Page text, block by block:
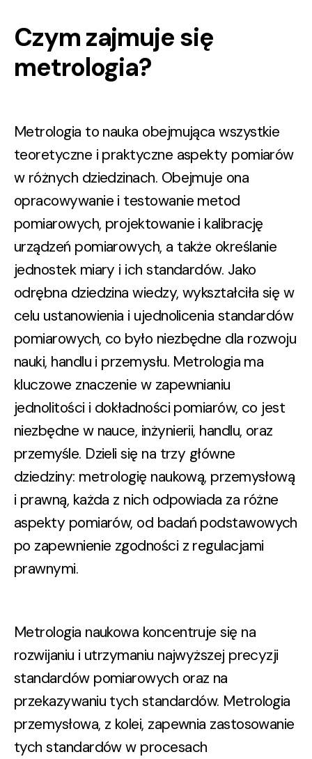
Czym zajmuje się
metrologia?
Metrologia to nauka obejmująca wszystkie
teoretyczne i praktyczne aspekty pomiarów
w różnych dziedzinach. Obejmuje ona
opracowywanie i testowanie metod
pomiarowych, projektowanie i kalibrację
urządzeń pomiarowych, a także określanie
jednostek miary i ich standardów. Jako
odrębna dziedzina wiedzy, wykształciła się w
celu ustanowienia i ujednolicenia standardów
pomiarowych, co było niezbędne dla rozwoju
nauki, handlu i przemysłu. Metrologia ma
kluczowe znaczenie w zapewnianiu
jednolitości i dokładności pomiarów, co jest
niezbędne w nauce, inżynierii, handlu, oraz
przemyśle. Dzieli się na trzy główne
dziedziny: metrologię naukową, przemysłową
i prawną, każda z nich odpowiada za różne
aspekty pomiarów, od badań podstawowych
po zapewnienie zgodności z regulacjami
prawnymi.
Metrologia naukowa koncentruje się na
rozwijaniu i utrzymaniu najwyższej precyzji
standardów pomiarowych oraz na
przekazywaniu tych standardów. Metrologia
przemysłowa, z kolei, zapewnia zastosowanie
tych standardów w procesach